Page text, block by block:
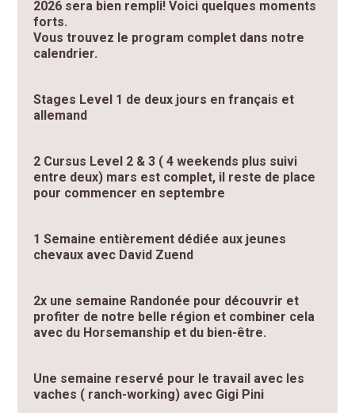
2026 sera bien rempli! Voici quelques moments
forts.
Vous trouvez le program complet dans notre
calendrier.
Stages Level 1 de deux jours en français et
allemand
2 Cursus Level 2 & 3 ( 4 weekends plus suivi
entre deux) mars est complet, il reste de place
pour commencer en septembre
1 Semaine entièrement dédiée aux jeunes
chevaux avec David Zuend
2x une semaine Randonée pour découvrir et
profiter de notre belle région et combiner cela
avec du Horsemanship et du bien-être.
Une semaine reservé pour le travail avec les
vaches ( ranch-working) avec Gigi Pini